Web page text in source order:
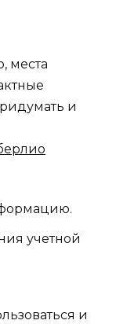
места
и
учетной
и